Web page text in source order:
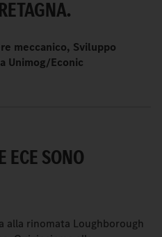
meccanico, Sviluppo
Unimog/Econic
ECE SONO
alla rinomata Loughborough